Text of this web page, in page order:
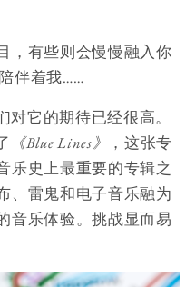
，有些则会慢慢融入你
伴着我……
对它的期待已经很高。
《Blue Lines》
，这张专
乐史上最重要的专辑之
、雷鬼和电子音乐融为
音乐体验。挑战显而易